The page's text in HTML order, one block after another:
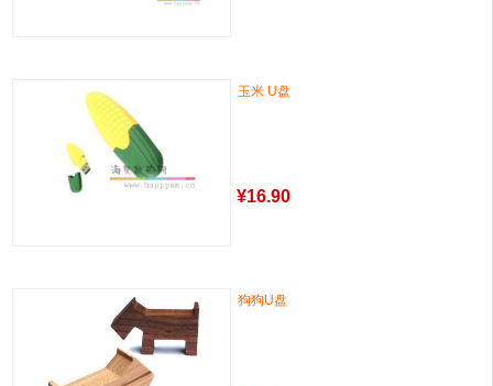
玉米 U盘
¥16.90
狗狗U盘